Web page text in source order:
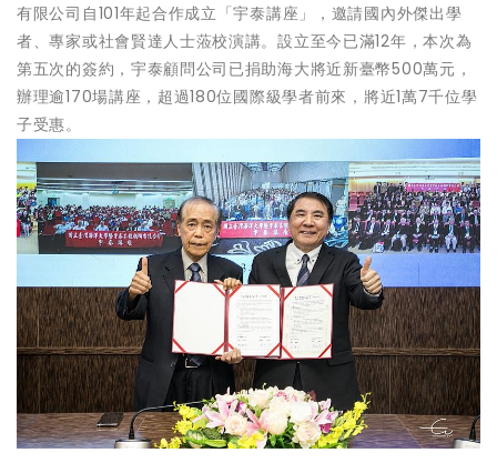
有限公司自101年起合作成立「宇泰講座」，邀請國內外傑出學
者、專家或社會賢達人士蒞校演講。設立至今已滿12年，本次為
第五次的簽約，宇泰顧問公司已捐助海大將近新臺幣500萬元，
辦理逾170場講座，超過180位國際級學者前來，將近1萬7千位學
子受惠。